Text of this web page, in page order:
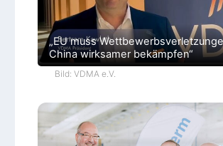
„EU muss
China wirksamer bekämpfen“
Bild: VDMA e.V.